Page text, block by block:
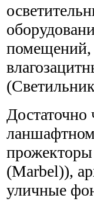
помещений,
Достаточно
(Marbel)),
уличные